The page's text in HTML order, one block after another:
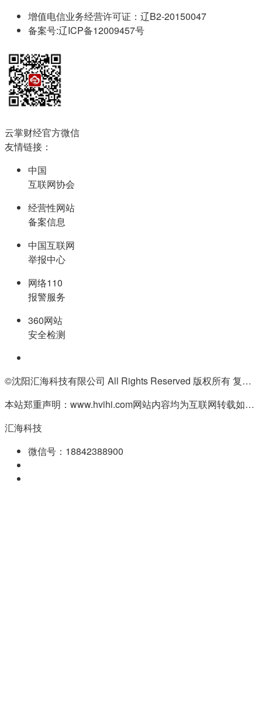
增值电信业务经营许可证：辽B2-20150047
备案号:辽ICP备12009457号
云掌财经官方微信
友情链接：
中国
互联网协会
经营性网站
备案信息
中国互联网
举报中心
网络110
报警服务
360网站
安全检测
©沈阳汇海科技有限公司 All Rights Reserved 版权所有 复制必究
本站郑重声明：www.hvihi.com网站内容均为互联网转载如有侵权请联系QQ:55506560删除
汇海科技
微信号：18842388900